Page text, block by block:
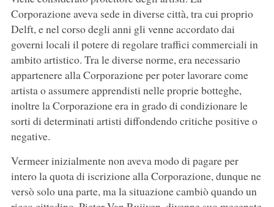
Corporazione aveva sede in diverse città, tra cui proprio
Delft, e nel corso degli anni gli venne accordato dai
governi locali il potere di regolare traffici commerciali in
ambito artistico. Tra le diverse norme, era necessario
appartenere alla Corporazione per poter lavorare come
artista o assumere apprendisti nelle proprie botteghe,
inoltre la Corporazione era in grado di condizionare le
sorti di determinati artisti diffondendo critiche positive o
negative.
Vermeer inizialmente non aveva modo di pagare per
intero la quota di iscrizione alla Corporazione, dunque ne
versò solo una parte, ma la situazione cambiò quando un